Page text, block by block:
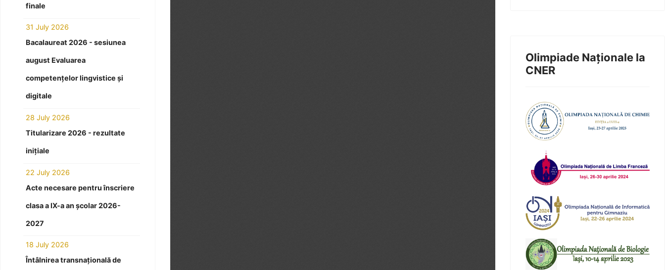
finale
31 July 2026
Bacalaureat 2026 - sesiunea
august Evaluarea
competențelor lingvistice și
digitale
28 July 2026
Titularizare 2026 - rezultate
inițiale
22 July 2026
Acte necesare pentru înscriere
clasa a IX-a an școlar 2026-
2027
18 July 2026
Întâlnirea transnațională de
Olimpiade Naționale la
CNER